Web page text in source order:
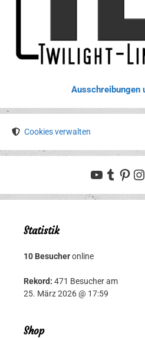
Ausschreibungen
Cookies verwalten
YouTube
Tumblr
Statistik
10 Besucheronline
Rekord: 471 Besucher am
25. März 2026 @ 17:59
Shop